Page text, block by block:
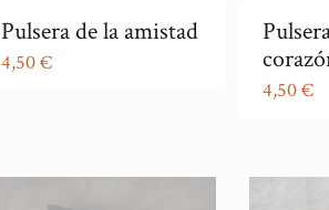
Pulsera de la amistad
4,50€
4,50€